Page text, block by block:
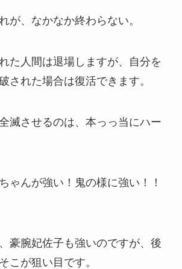
が、なかなか終わらない。
た人間は退場しますが、自分を
された場合は復活できます。
滅させるのは、本っっ当にハー
ゃんが強い！鬼の様に強い！！
豪腕妃佐子も強いのですが、後
こが狙い目です。